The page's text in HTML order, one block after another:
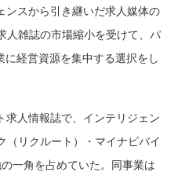
ンスから引き継いだ求人媒体の
人雑誌の市場縮小を受けて、パ
経営資源を集中する選択をし
求人情報誌で、インテリジェン
（リクルート）・マイナビバイ
一角を占めていた。同事業は